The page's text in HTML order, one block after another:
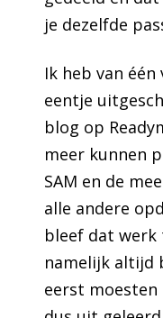
je dezelfde
Ik heb van
eentje
blog op
meer kunnen
SAM en de
alle andere
bleef dat werk
namelijk altijd
eerst moesten